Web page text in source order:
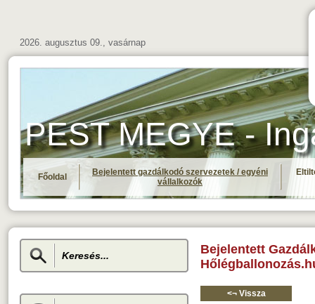
2026. augusztus 09., vasárnap
PEST MEGYE -
Főoldal
Bejelentett gazdálkodó szervezetek / egyéni
vállalkozók
Bejelentett
<¬ Vissza